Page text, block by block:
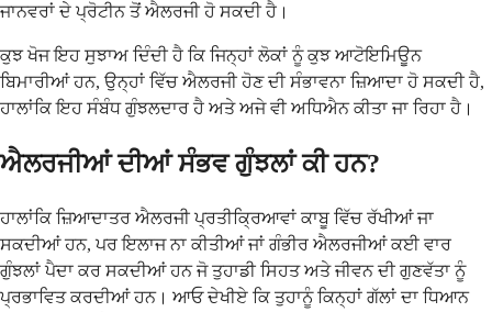
ਜਾਨਵਰਾਂ ਦੇ ਪ੍ਰੋਟੀਨ ਤੋਂ ਐਲਰਜੀ ਹੋ ਸਕਦੀ ਹੈ।
ਕੁਝ ਖੋਜ ਇਹ ਸੁਝਾਅ ਦਿੰਦੀ ਹੈ ਕਿ ਜਿਨ੍ਹਾਂ ਲੋਕਾਂ ਨੂੰ ਕੁਝ ਆਟੋਇਮਿਊਨ
ਬਿਮਾਰੀਆਂ ਹਨ, ਉਨ੍ਹਾਂ ਵਿੱਚ ਐਲਰਜੀ ਹੋਣ ਦੀ ਸੰਭਾਵਨਾ ਜ਼ਿਆਦਾ ਹੋ ਸਕਦੀ ਹੈ,
ਹਾਲਾਂਕਿ ਇਹ ਸੰਬੰਧ ਗੁੰਝਲਦਾਰ ਹੈ ਅਤੇ ਅਜੇ ਵੀ ਅਧਿਐਨ ਕੀਤਾ ਜਾ ਰਿਹਾ ਹੈ।
ਐਲਰਜੀਆਂ ਦੀਆਂ ਸੰਭਵ ਗੁੰਝਲਾਂ ਕੀ ਹਨ?
ਹਾਲਾਂਕਿ ਜ਼ਿਆਦਾਤਰ ਐਲਰਜੀ ਪ੍ਰਤੀਕ੍ਰਿਆਵਾਂ ਕਾਬੂ ਵਿੱਚ ਰੱਖੀਆਂ ਜਾ
ਸਕਦੀਆਂ ਹਨ, ਪਰ ਇਲਾਜ ਨਾ ਕੀਤੀਆਂ ਜਾਂ ਗੰਭੀਰ ਐਲਰਜੀਆਂ ਕਈ ਵਾਰ
ਗੁੰਝਲਾਂ ਪੈਦਾ ਕਰ ਸਕਦੀਆਂ ਹਨ ਜੋ ਤੁਹਾਡੀ ਸਿਹਤ ਅਤੇ ਜੀਵਨ ਦੀ ਗੁਣਵੱਤਾ ਨੂੰ
ਪ੍ਰਭਾਵਿਤ ਕਰਦੀਆਂ ਹਨ। ਆਓ ਦੇਖੀਏ ਕਿ ਤੁਹਾਨੂੰ ਕਿਨ੍ਹਾਂ ਗੱਲਾਂ ਦਾ ਧਿਆਨ